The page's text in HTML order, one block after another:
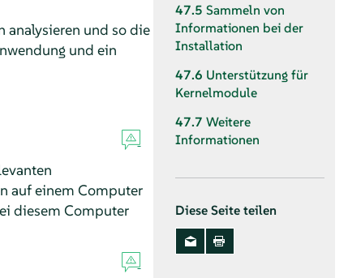
analysieren und so die
und ein
auf einem Computer
diesem Computer
47.5 Sammeln von
Informationen bei der
Installation
47.6 Unterstützung für
Kernelmodule
47.7 Weitere
Informationen
Diese Seite teilen